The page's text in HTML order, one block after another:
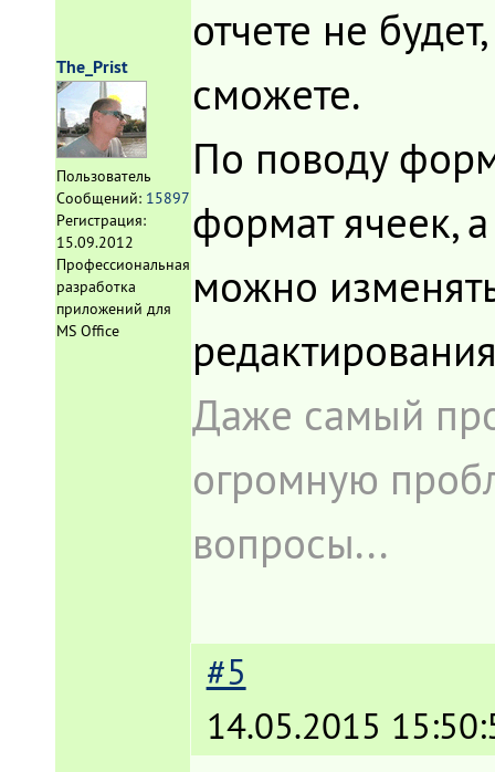
The_Prist
Пользователь
Сообщений: 15897
Регистрация:
15.09.2012
Профессиональная
разработка
приложений для
MS Office
отчете не
сможете.
По поводу
формат ячеек,
можно
Даже самый
огромную
вопросы...
#5
14.05.2015